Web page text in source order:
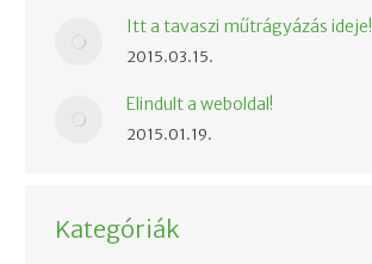
Itt a tavaszi műtrágyázás ideje!
2015.03.15.
Elindult a weboldal!
2015.01.19.
Kategóriák